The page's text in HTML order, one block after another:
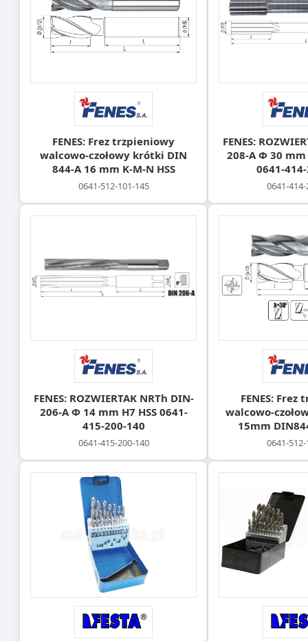
FENES: Frez trzpieniowy
walcowo-czołowy krótki DIN
844-A 16 mm K-M-N HSS
0641-512-101-145
FENES:
208-A Φ 30 mm
0641-
0641-
FENES: ROZWIERTAK NRTh DIN-
206-A Φ 14 mm H7 HSS 0641-
415-200-140
0641-415-200-140
FENES:
walcowo-
15mm
0641-